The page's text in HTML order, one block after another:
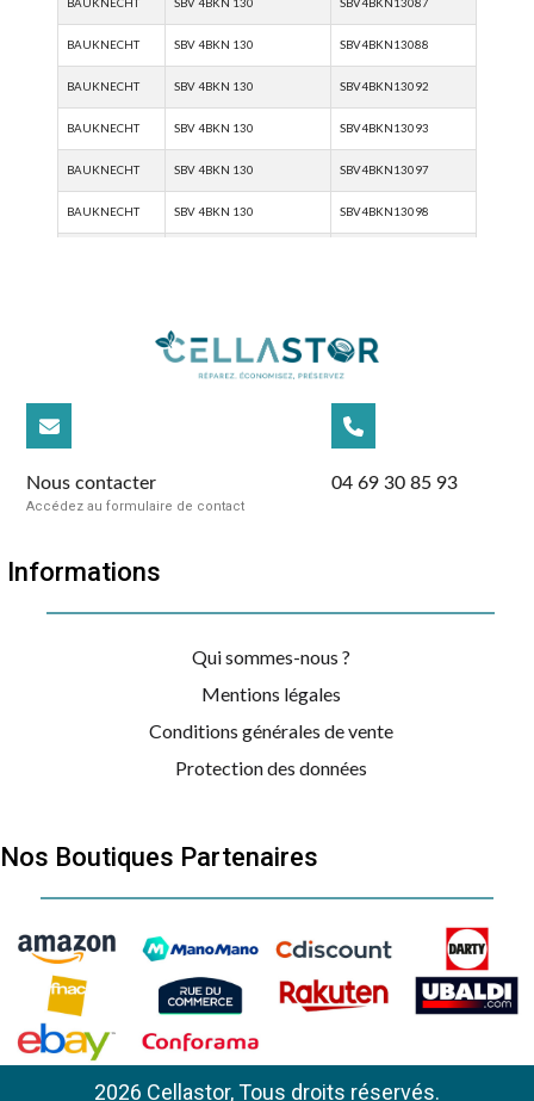
Nous contacter
Accédez au formulaire de contact
04 69 30 85 93
Informations
Qui sommes-nous ?
Mentions légales
Conditions générales de vente
Protection des données
Nos Boutiques Partenaires
2026 Cellastor, Tous droits réservés.